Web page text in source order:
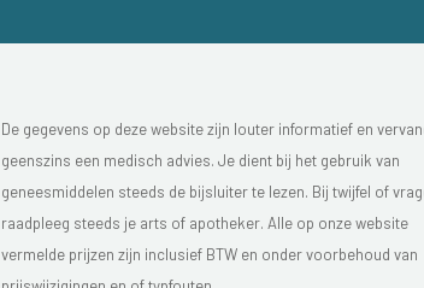
De gegevens op deze website zijn louter informatief en
geenszins een medisch advies. Je dient bij het gebruik van
geneesmiddelen steeds de bijsluiter te lezen. Bij twijfel of
raadpleeg steeds je arts of apotheker. Alle op onze website
vermelde prijzen zijn inclusief BTW en onder voorbehoud van